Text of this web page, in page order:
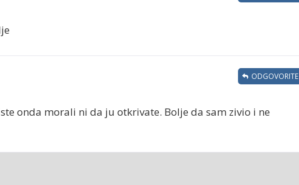
onda morali ni da ju otkrivate. Bolje da sam zivio i ne
ODGOVORITE